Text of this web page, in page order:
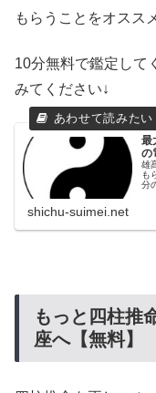
もらうことをオスス
10分無料で鑑定して
みてください↓
最
の
雄
も
分
shichu-suimei.net
もっと四柱推
座へ【無料】